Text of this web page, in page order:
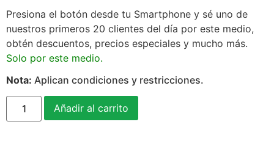
Presiona el botón desde tu Smartphone y sé uno de
nuestros primeros 20 clientes del día por este medio,
obtén descuentos, precios especiales y mucho más.
Solo por este medio.
Nota: Aplican condiciones y restricciones.
Añadir al carrito